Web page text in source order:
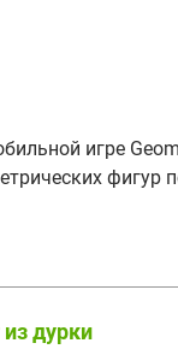
игре
фигур
дурки